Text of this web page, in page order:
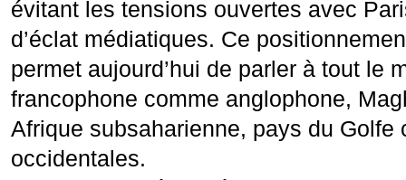
évitant les tensions ouvertes avec
d’éclat médiatiques. Ce
permet aujourd’hui de parler à tout le
francophone comme anglophone,
Afrique subsaharienne, pays du Golfe
occidentales.